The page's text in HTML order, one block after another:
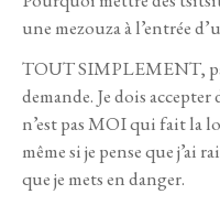
une mezouza à l’entrée
TOUT SIMPLEMENT,
demande. Je dois
n’est pas MOI qui fait la
même si je pense que j’ai
que je mets en danger.